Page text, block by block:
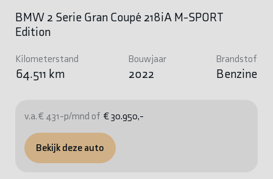
BMW 2 Serie Gran Coupé 218iA M-SPORT
Edition
Kilometerstand
64.511 km
Bouwjaar
2022
Brandstof
Benzine
v.a. € 431-p/mnd of € 30.950,-
Bekijk deze auto